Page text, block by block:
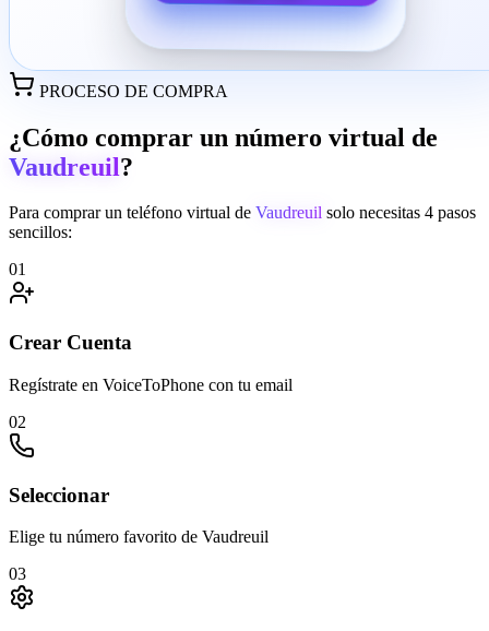
PROCESO DE COMPRA
¿Cómo comprar un número virtual de
Vaudreuil?
Para comprar un teléfono virtual de Vaudreuil solo necesitas 4 pasos
sencillos:
01
Crear Cuenta
Regístrate en VoiceToPhone con tu email
02
Seleccionar
Elige tu número favorito de Vaudreuil
03